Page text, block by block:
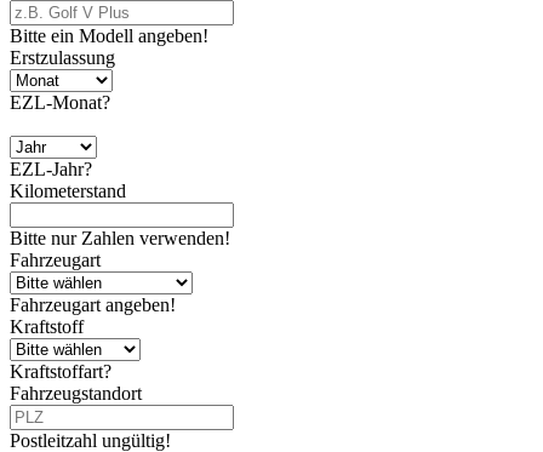
Bitte ein Modell angeben!
Erstzulassung
EZL-Monat?
EZL-Jahr?
Kilometerstand
Bitte nur Zahlen verwenden!
Fahrzeugart
Fahrzeugart angeben!
Kraftstoff
Kraftstoffart?
Fahrzeugstandort
Postleitzahl ungültig!